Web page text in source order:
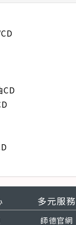
多元服務
師德官網